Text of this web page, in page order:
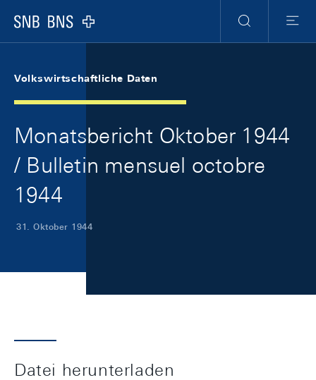
Logo
Suche
Menu
Volkswirtschaftliche Daten
Monatsbericht Oktober 1944
/ Bulletin mensuel octobre
1944
31. Oktober 1944
Datei herunterladen